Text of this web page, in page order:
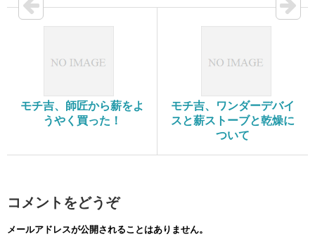
モチ吉、師匠から薪をよ
うやく買った！
モチ吉、ワンダーデバイ
スと薪ストーブと乾燥に
ついて
コメントをどうぞ
メールアドレスが公開されることはありません。